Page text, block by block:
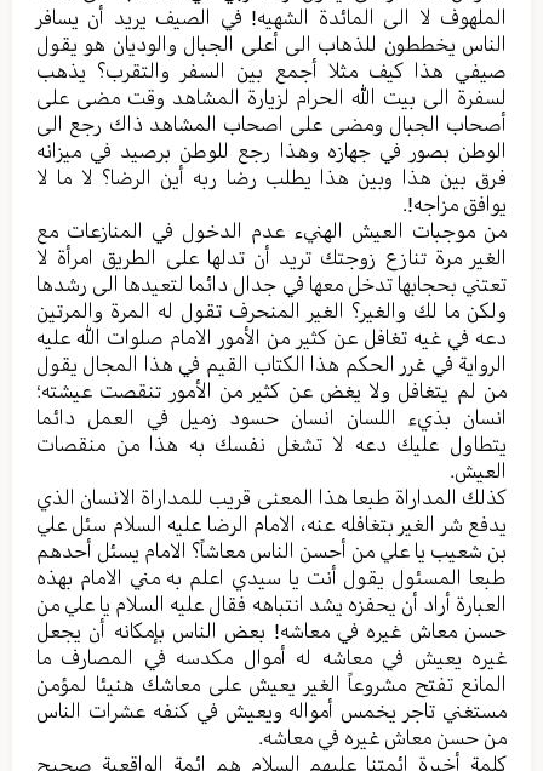
الملهوف لا الی المائدة الشهیه! في الصیف یرید أن یسافر
الناس یخططون للذهاب الی أعلی الجبال والودیان هو یقول
صیفي هذا کیف مثلا أجمع بین السفر والتقرب؟ یذهب
لسفرة الی بیت الله الحرام لزیارة المشاهد وقت مضی علی
أصحاب الجبال ومضی علی اصحاب المشاهد ذاك رجع الی
الوطن بصور في جهازه وهذا رجع للوطن برصید في میزانه
فرق بین هذا وبین هذا یطلب رضا ربه أين الرضا؟ لا ما لا
یوافق مزاجه!.
من موجبات العیش الهنيء عدم الدخول في المنازعات مع
الغیر مرة تنازع زوجتك ترید أن تدلها علی الطریق امرأة لا
تعتني بحجابها تدخل معها في جدال دائما لتعیدها الی رشدها
ولکن ما لك والغیر؟ الغیر المنحرف تقول له المرة والمرتین
دعه في غیه تغافل عن کثیر من الأمور الامام صلوات الله علیه
الروایة في غرر الحکم هذا الکتاب القیم في هذا المجال یقول
من لم یتغافل ولا یغض عن کثیر من الأمور تنقصت عیشته؛
انسان بذيء اللسان انسان حسود زمیل في العمل دائما
یتطاول علیك دعه لا تشغل نفسك به هذا من منقصات
العیش.
کذلك المداراة طبعا هذا المعنی قریب للمداراة الانسان الذي
یدفع شر الغیر بتغافله عنه، الامام الرضا علیه السلام سئل علي
بن شعیب یا علي من أحسن الناس معاشاً؟ الامام یسئل أحدهم
طبعا المسئول یقول أنت یا سیدي اعلم به مني الامام بهذه
العبارة أراد أن یحفزه یشد انتباهه فقال علیه السلام یا علي من
حسن معاش غیره في معاشه! بعض الناس بإمكانه أن یجعل
غیره یعیش في معاشه له أموال مکدسه في المصارف ما
المانع تفتح مشروعاً الغیر یعیش علی معاشك هنیئا لمؤمن
مستغني تاجر یخمس أمواله ویعیش في کنفه عشرات الناس
من حسن معاش غیره في معاشه.
کلمة أخيرة ائمتنا علیهم السلام هم ائمة الواقعیة صحیح